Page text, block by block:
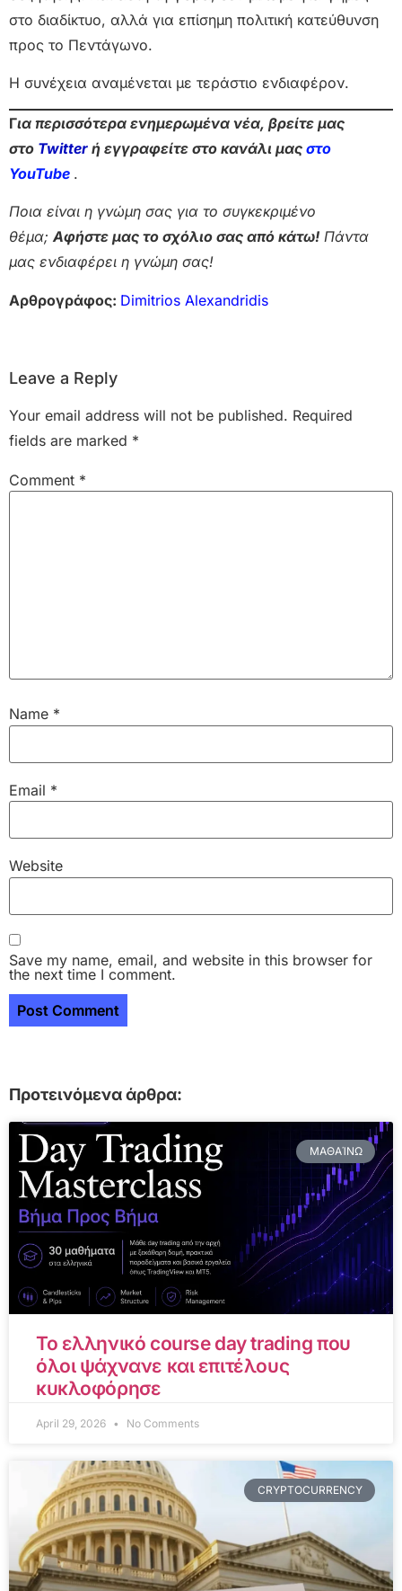
στο διαδίκτυο, αλλά για επίσημη πολιτική κατεύθυνση
προς το Πεντάγωνο.
Η συνέχεια αναμένεται με τεράστιο ενδιαφέρον.
Για περισσότερα ενημερωμένα νέα, βρείτε μας
στο Twitter ή εγγραφείτε στο κανάλι μας στο
YouTube .
Ποια είναι η γνώμη σας για το συγκεκριμένο
θέμα;Αφήστε μας το σχόλιο σας από κάτω! Πάντα
μας ενδιαφέρει η γνώμη σας!
Αρθρογράφος: Dimitrios Alexandridis
Leave a Reply
Your email address will not be published. Required
fields are marked *
Comment *
Name *
Email *
Website
Save my name, email, and website in this browser for
the next time I comment.
Προτεινόμενα άρθρα:
ΜΑΘΑΊΝΩ
Το ελληνικό course day trading που
όλοι ψάχνανε και επιτέλους
κυκλοφόρησε
April 29, 2026 No Comments
CRYPTOCURRENCY